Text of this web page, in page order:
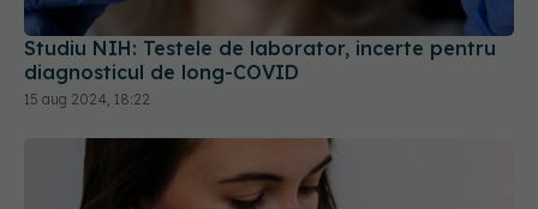
Studiu NIH: Testele de laborator, incerte pentru
diagnosticul de long-COVID
15 aug 2024, 18:22